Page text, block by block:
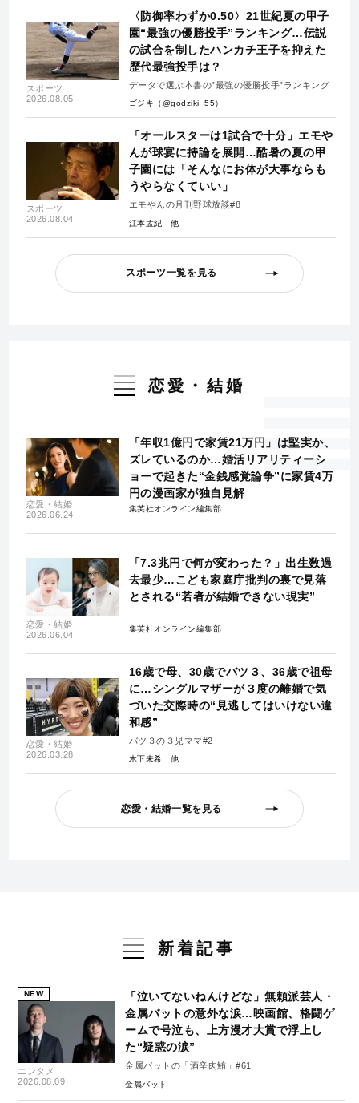
スポーツ
2026.08.05
〈防御率わずか0.50〉21世紀夏の甲子
園“最強の優勝投手”ランキング…伝説
の試合を制したハンカチ王子を抑えた
歴代最強投手は？
データで選ぶ本書の”最強の優勝投手”ランキング
ゴジキ（@godziki_55）
スポーツ
2026.08.04
「オールスターは1試合で十分」エモや
んが球宴に持論を展開…酷暑の夏の甲
子園には「そんなにお体が大事ならも
うやらなくていい」
エモやんの月刊野球放談#8
江本孟紀
スポーツ一覧を見る
恋愛・結婚
恋愛・結婚
2026.06.24
「年収1億円で家賃21万円」は堅実か、
ズレているのか…婚活リアリティーシ
ョーで起きた“金銭感覚論争”に家賃4万
円の漫画家が独自見解
集英社オンライン編集部
恋愛・結婚
2026.06.04
「7.3兆円で何が変わった？」出生数過
去最少…こども家庭庁批判の裏で見落
とされる“若者が結婚できない現実”
集英社オンライン編集部
恋愛・結婚
2026.03.28
16歳で母、30歳でバツ３、36歳で祖母
に…シングルマザーが３度の離婚で気
づいた交際時の“見逃してはいけない違
和感”
バツ３の３児ママ#2
木下未希
恋愛・結婚一覧を見る
新着記事
NEW
エンタメ
2026.08.09
「泣いてないねんけどな」無頼派芸人・
金属バットの意外な涙…映画館、格闘ゲ
ームで号泣も、上方漫才大賞で浮上し
た“疑惑の涙”
金属バットの「酒辛肉鮪」#61
金属バット